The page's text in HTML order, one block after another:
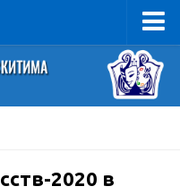
2020 в